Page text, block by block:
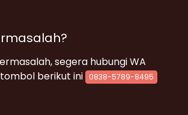
segera hubungi WA
berikut ini
0838-5789-8495